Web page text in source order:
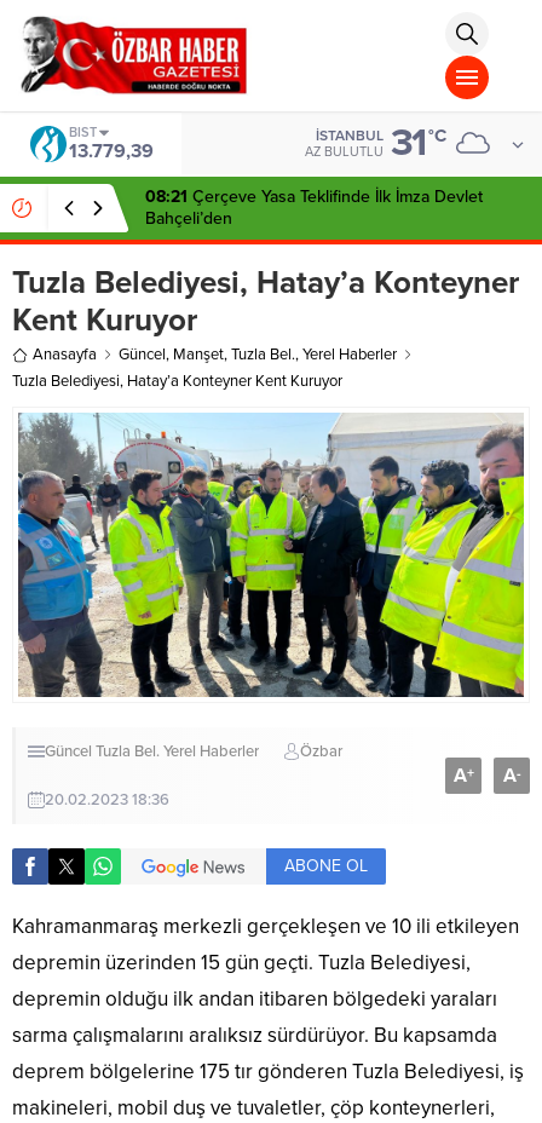
islami
chat
omegla
türk
sohbet
cinsel
sohbet
dini
chat
BIST
13.779,39
İSTANBUL
AZ BULUTLU 31°C
08:21 Çerçeve Yasa Teklifinde İlk İmza Devlet
Bahçeli’den
Tuzla Belediyesi, Hatay’a Konteyner
Kent Kuruyor
Anasayfa Güncel, Manşet,Tuzla Bel.,Yerel Haberler
Tuzla Belediyesi, Hatay’a Konteyner Kent Kuruyor
Güncel Tuzla Bel. Yerel Haberler Özbar
20.02.2023 18:36
A+ A-
ABONE OL
Kahramanmaraş merkezli gerçekleşen ve 10 ili etkileyen
depremin üzerinden 15 gün geçti. Tuzla Belediyesi,
depremin olduğu ilk andan itibaren bölgedeki yaraları
sarma çalışmalarını aralıksız sürdürüyor. Bu kapsamda
deprem bölgelerine 175 tır gönderen Tuzla Belediyesi, iş
makineleri, mobil duş ve tuvaletler, çöp konteynerleri,